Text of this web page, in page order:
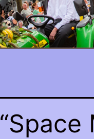
“Space